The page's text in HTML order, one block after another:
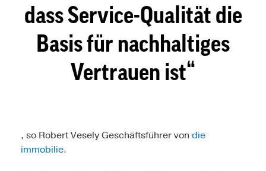
dass Service-Qualität die
Basis für nachhaltiges
Vertrauen ist
, so Robert Vesely Geschäftsführer von die
immobilie.